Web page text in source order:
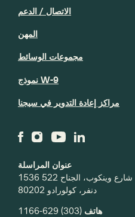
عنوان المراسلة
1536 شارع وينكوب، الجناح 522
دنفر، كولورادو 80202
هاتف (303) 629-1166
الاتصال / الدعم
المهن
مجموعات الوسائط
نموذج W-9
مراكز إعادة التدوير في سيجنا